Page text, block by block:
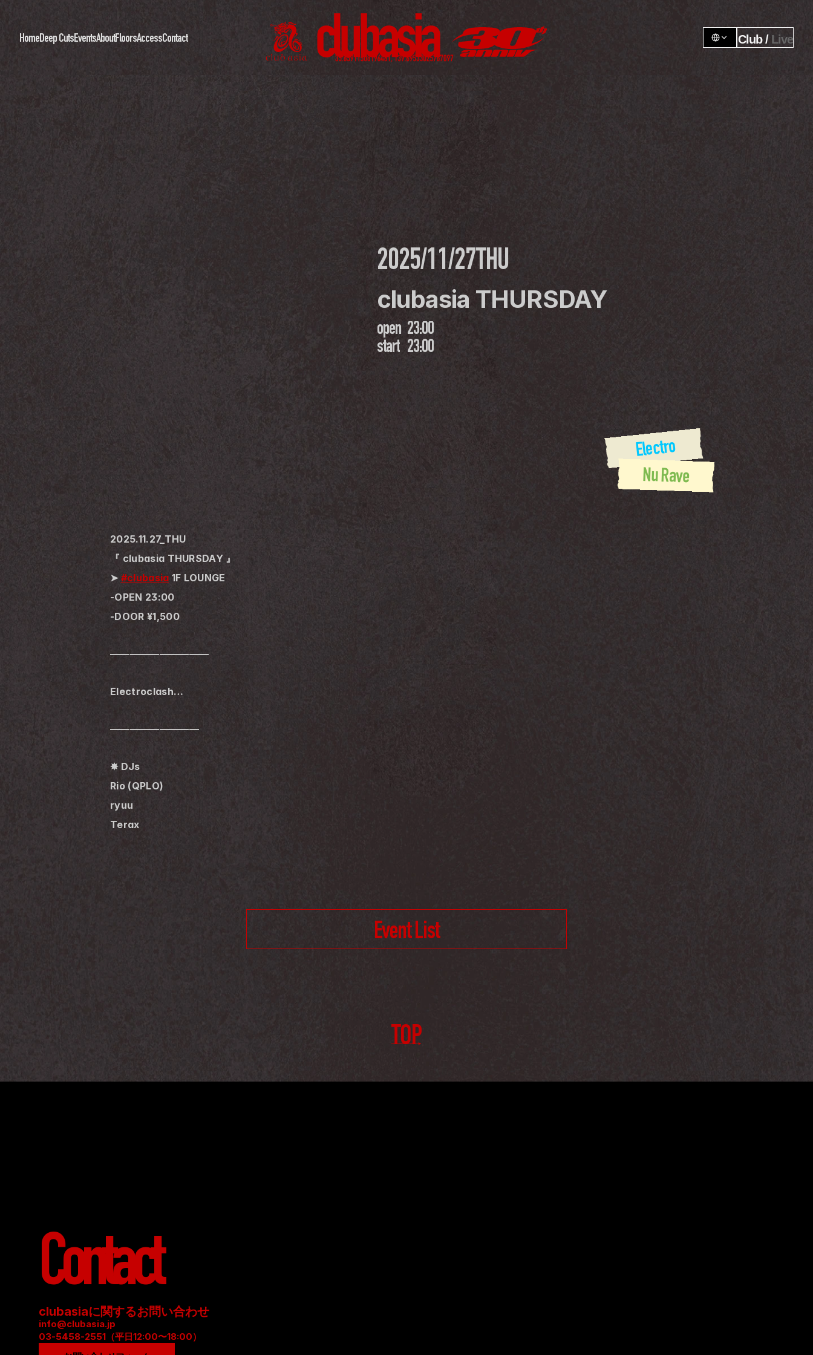
HomeDeep CutsEventsAboutFloorsAccessContact Club / Live
2025/11/27THU
clubasia THURSDAY
open 23:00
start 23:00
Electro
Nu Rave
2025.11.27_THU
『 clubasia THURSDAY 』
➤ #clubasia 1F LOUNGE
-OPEN 23:00
-DOOR ¥1,500
——————————
Electroclash…
—————————
✸ DJs
Rio (QPLO)
ryuu
Terax
Event List
TOP
Contact
clubasiaに関するお問い合わせ
info@clubasia.jp
03-5458-2551（平日12:00〜18:00）